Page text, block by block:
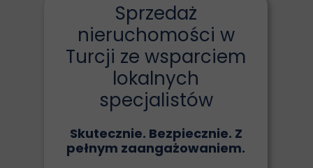
Sprzedaż
nieruchomości w
Turcji ze wsparciem
lokalnych
specjalistów
Skutecznie. Bezpiecznie. Z
pełnym zaangażowaniem.